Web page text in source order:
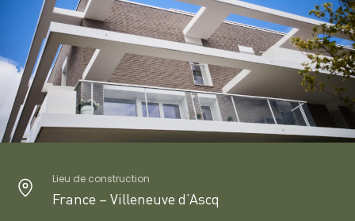
Lieu de construction
France – Villeneuve d’Ascq